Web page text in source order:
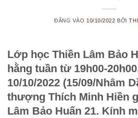
ĐĂNG VÀO 10/10/2022 BỞI
Lớp học Thiền Lâm Bảo
hằng tuần từ 19h00-
10/10/2022 (15/09/Nhâm
thượng Thích Minh Hiền
Lâm Bảo Huấn 21. Kính